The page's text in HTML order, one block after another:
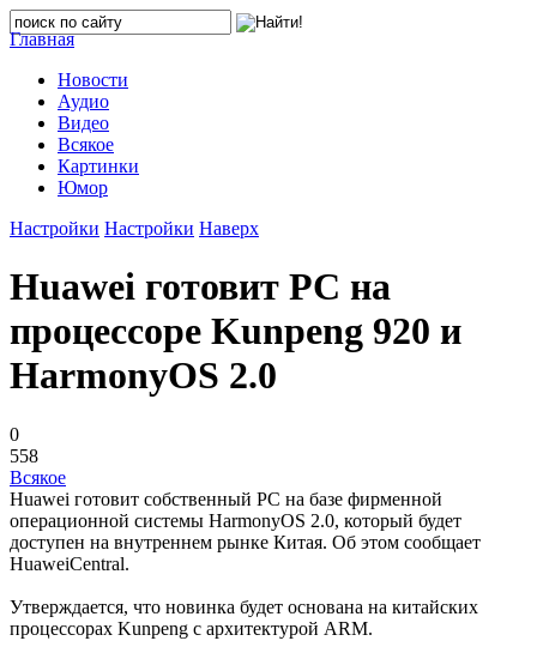
Главная
Новости
Аудио
Видео
Всякое
Картинки
Юмор
Настройки Настройки Наверх
Huawei готовит PC на
процессоре Kunpeng 920 и
HarmonyOS 2.0
0
558
Всякое
Huawei готовит собственный PC на базе фирменной
операционной системы HarmonyOS 2.0, который будет
доступен на внутреннем рынке Китая. Об этом сообщает
HuaweiCentral.
Утверждается, что новинка будет основана на китайских
процессорах Kunpeng с архитектурой ARM.